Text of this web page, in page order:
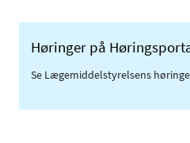
Høringer på
Se Lægemiddelstyrelsens